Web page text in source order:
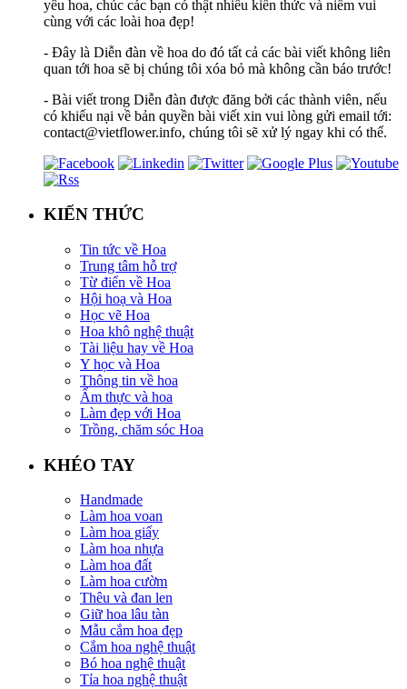
yêu hoa, chúc các bạn có thật nhiều kiến thức và niềm vui
cùng với các loài hoa đẹp!
- Đây là Diễn đàn về hoa do đó tất cả các bài viết không liên
quan tới hoa sẽ bị chúng tôi xóa bỏ mà không cần báo trước!
- Bài viết trong Diễn đàn được đăng bởi các thành viên, nếu
có khiếu nại về bản quyền bài viết xin vui lòng gửi email tới:
contact@vietflower.info, chúng tôi sẽ xử lý ngay khi có thể.
KIẾN THỨC
Tin tức về Hoa
Trung tâm hỗ trợ
Từ điển về Hoa
Hội hoạ và Hoa
Học vẽ Hoa
Hoa khô nghệ thuật
Tài liệu hay về Hoa
Y học và Hoa
Thông tin về hoa
Ẩm thực và hoa
Làm đẹp với Hoa
Trồng, chăm sóc Hoa
KHÉO TAY
Handmade
Làm hoa voan
Làm hoa giấy
Làm hoa nhựa
Làm hoa đất
Làm hoa cườm
Thêu và đan len
Giữ hoa lâu tàn
Mẫu cắm hoa đẹp
Cắm hoa nghệ thuật
Bó hoa nghệ thuật
Tỉa hoa nghệ thuật